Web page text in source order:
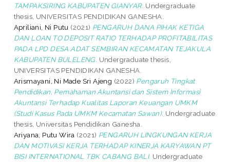
TAMPAKSIRING KABUPATEN GIANYAR. Undergraduate
thesis, UNIVERSITAS PENDIDIKAN GANESHA.
Apriliani, Ni Putu (2021) PENGARUH DANA PIHAK KETIGA
DAN LOAN TO DEPOSIT RATIO TERHADAP PROFITABILITAS
PADA LPD DESA ADAT SEMBIRAN KECAMATAN TEJAKULA
KABUPATEN BULELENG. Undergraduate thesis,
UNIVERSITAS PENDIDIKAN GANESHA.
Arismayani, Ni Made Sri Ajeng (2022) Pengaruh Tingkat
Pendidikan, Pemahaman Akuntansi dan Sistem Informasi
Akuntansi Terhadap Kualitas Laporan Keuangan UMKM
(Studi Kasus Pada UMKM Kecamatan Sawan). Undergraduate
thesis, Universitas Pendidikan Ganesha.
Ariyana, Putu Wira (2021) PENGARUH LINGKUNGAN KERJA
DAN MOTIVASI KERJA TERHADAP KINERJA KARYAWAN PT
BISI INTERNATIONAL TBK CABANG BALI. Undergraduate